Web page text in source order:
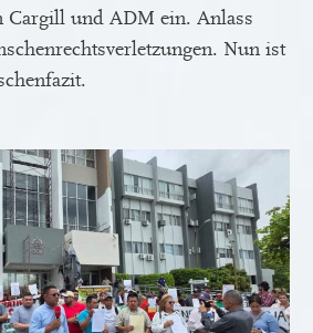
Cargill und ADM ein. Anlass
Nun ist